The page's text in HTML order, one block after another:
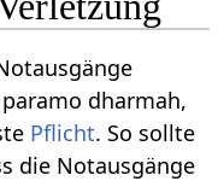
dharmah,
Pflicht. So sollte
die Notausgänge